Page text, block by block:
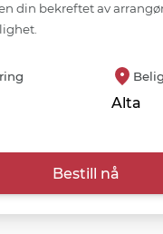
din bekreftet av
Alta
Bestill nå